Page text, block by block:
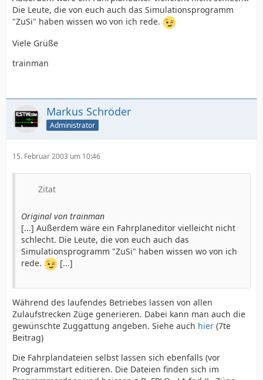
Die Leute, die von euch auch das Simulationsprogramm
"ZuSi" haben wissen wo von ich rede.
Viele Grüße
trainman
Markus Schröder
Administrator
15. Februar 2003 um 10:46
Zitat
Original von trainman
[...] Außerdem wäre ein Fahrplaneditor vielleicht nicht
schlecht. Die Leute, die von euch auch das
Simulationsprogramm "ZuSi" haben wissen wo von ich
rede.
[...]
Während des laufendes Betriebes lassen von allen
Zulaufstrecken Züge generieren. Dabei kann man auch die
gewünschte Zuggattung angeben. Siehe auch hier (7te
Beitrag)
Die Fahrplandateien selbst lassen sich ebenfalls (vor
Programmstart editieren. Die Dateien finden sich im